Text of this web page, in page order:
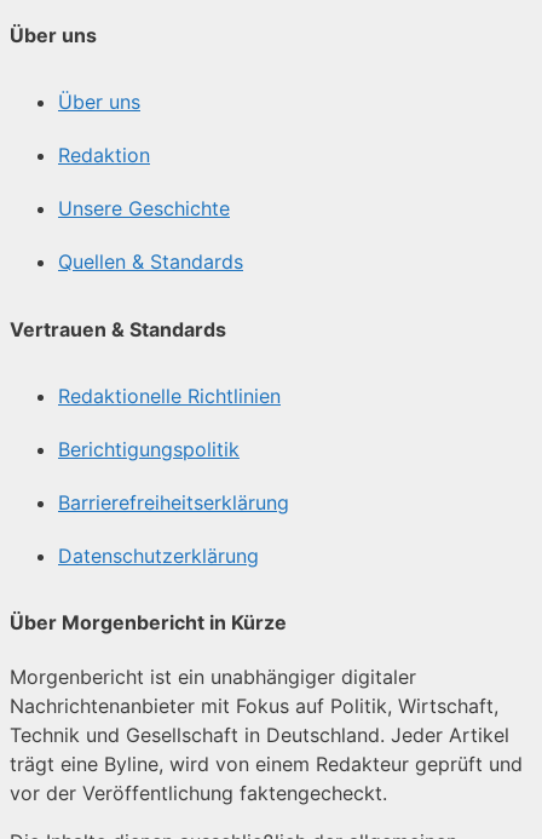
Über uns
Über uns
Redaktion
Unsere Geschichte
Quellen & Standards
Vertrauen & Standards
Redaktionelle Richtlinien
Berichtigungspolitik
Barrierefreiheitserklärung
Datenschutzerklärung
Über Morgenbericht in Kürze
Morgenbericht ist ein unabhängiger digitaler
Nachrichtenanbieter mit Fokus auf Politik, Wirtschaft,
Technik und Gesellschaft in Deutschland. Jeder Artikel
trägt eine Byline, wird von einem Redakteur geprüft und
vor der Veröffentlichung faktengecheckt.